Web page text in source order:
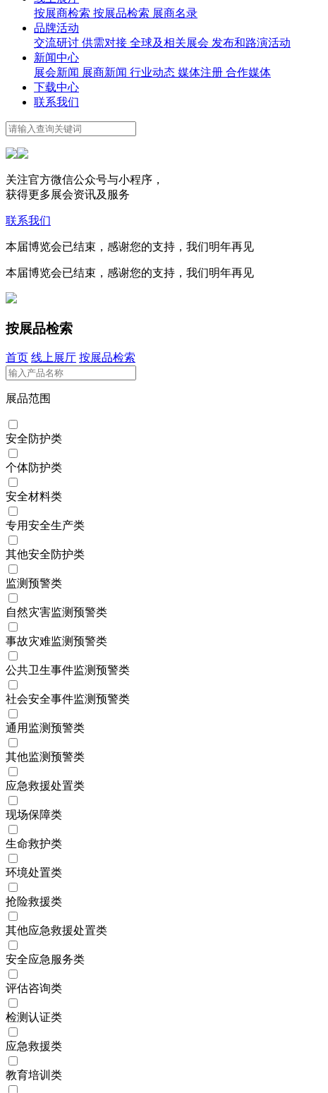
按展商检索 按展品检索 展商名录
品牌活动
交流研讨 供需对接 全球及相关展会 发布和路演活动
新闻中心
展会新闻 展商新闻 行业动态 媒体注册 合作媒体
下载中心
联系我们
关注官方微信公众号与小程序，
获得更多展会资讯及服务
联系我们
本届博览会已结束，感谢您的支持，我们明年再见
本届博览会已结束，感谢您的支持，我们明年再见
按展品检索
首页 线上展厅 按展品检索
展品范围
安全防护类
个体防护类
安全材料类
专用安全生产类
其他安全防护类
监测预警类
自然灾害监测预警类
事故灾难监测预警类
公共卫生事件监测预警类
社会安全事件监测预警类
通用监测预警类
其他监测预警类
应急救援处置类
现场保障类
生命救护类
环境处置类
抢险救援类
其他应急救援处置类
安全应急服务类
评估咨询类
检测认证类
应急救援类
教育培训类